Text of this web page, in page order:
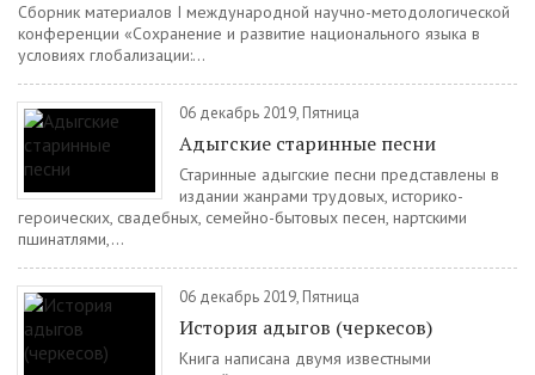
Сборник материалов I международной научно-методологической
конференции «Сохранение и развитие национального языка в
условиях глобализации:...
06 декабрь 2019, Пятница
Адыгские старинные песни
Старинные адыгские песни представлены в
издании жанрами трудовых, историко-
героических, свадебных, семейно-бытовых песен, нартскими
пшинатлями,...
06 декабрь 2019, Пятница
История адыгов (черкесов)
Книга написана двумя известными